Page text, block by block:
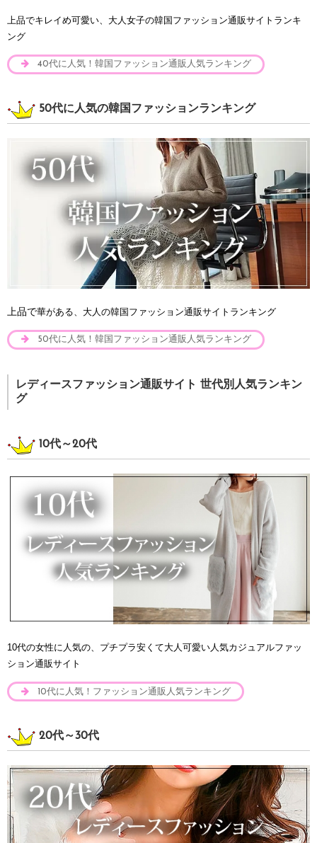
上品でキレイめ可愛い、大人女子の韓国ファッション通販サイトランキ
ング
40代に人気！韓国ファッション通販人気ランキング
50代に人気の韓国ファッションランキング
上品で華がある、大人の韓国ファッション通販サイトランキング
50代に人気！韓国ファッション通販人気ランキング
レディースファッション通販サイト 世代別人気ランキン
グ
10代～20代
10代の女性に人気の、プチプラ安くて大人可愛い人気カジュアルファッ
ション通販サイト
10代に人気！ファッション通販人気ランキング
20代～30代